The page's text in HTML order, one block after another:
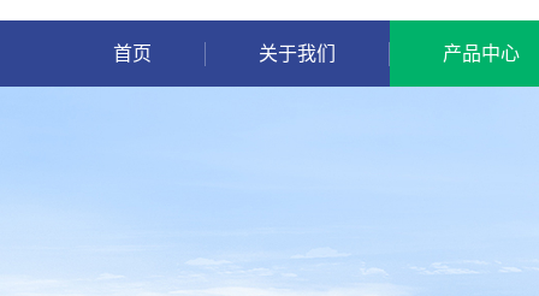
首页 关于我们 产品中心